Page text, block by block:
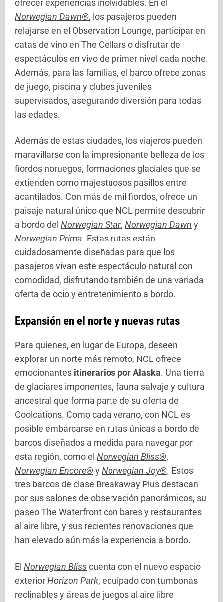
ofrecer experiencias inolvidables. En el
Norwegian Dawn®, los pasajeros pueden
relajarse en el Observation Lounge, participar en
catas de vino en The Cellars o disfrutar de
espectáculos en vivo de primer nivel cada noche.
Además, para las familias, el barco ofrece zonas
de juego, piscina y clubes juveniles
supervisados, asegurando diversión para todas
las edades.
Además de estas ciudades, los viajeros pueden
maravillarse con la impresionante belleza de los
fiordos noruegos, formaciones glaciales que se
extienden como majestuosos pasillos entre
acantilados. Con más de mil fiordos, ofrece un
paisaje natural único que NCL permite descubrir
a bordo del Norwegian Star, Norwegian Dawn y
Norwegian Prima. Estas rutas están
cuidadosamente diseñadas para que los
pasajeros vivan este espectáculo natural con
comodidad, disfrutando también de una variada
oferta de ocio y entretenimiento a bordo.
Expansión en el norte y nuevas rutas
Para quienes, en lugar de Europa, deseen
explorar un norte más remoto, NCL ofrece
emocionantes itinerarios por Alaska. Una tierra
de glaciares imponentes, fauna salvaje y cultura
ancestral que forma parte de su oferta de
Coolcations. Como cada verano, con NCL es
posible embarcarse en rutas únicas a bordo de
barcos diseñados a medida para navegar por
esta región, como el Norwegian Bliss®,
Norwegian Encore®yNorwegian Joy®. Estos
tres barcos de clase Breakaway Plus destacan
por sus salones de observación panorámicos, su
paseo The Waterfront con bares y restaurantes
al aire libre, y sus recientes renovaciones que
han elevado aún más la experiencia a bordo.
El Norwegian Blisscuenta con el nuevo espacio
exteriorHorizon Park, equipado con tumbonas
reclinables y áreas de juegos al aire libre